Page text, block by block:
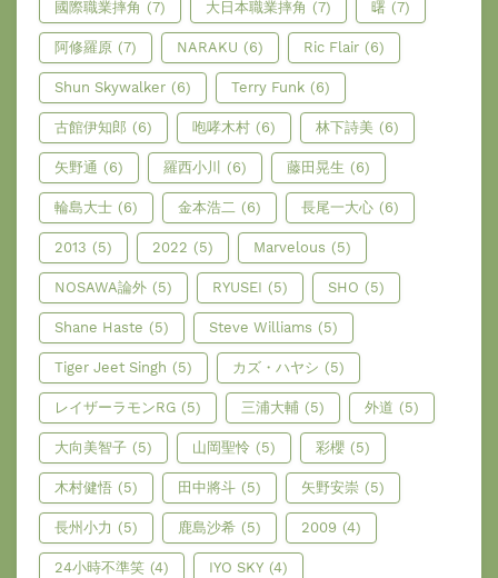
國際職業摔角 (7) 大日本職業摔角 (7) 曙 (7)
阿修羅原 (7) NARAKU (6) Ric Flair (6)
Shun Skywalker (6) Terry Funk (6)
古館伊知郎 (6) 咆哮木村 (6) 林下詩美 (6)
矢野通 (6) 羅西小川 (6) 藤田晃生 (6)
輪島大士 (6) 金本浩二 (6) 長尾一大心 (6)
2013 (5) 2022 (5) Marvelous (5)
NOSAWA論外 (5) RYUSEI (5) SHO (5)
Shane Haste (5) Steve Williams (5)
Tiger Jeet Singh (5) カズ・ハヤシ (5)
レイザーラモンRG (5) 三浦大輔 (5) 外道 (5)
大向美智子 (5) 山岡聖怜 (5) 彩櫻 (5)
木村健悟 (5) 田中將斗 (5) 矢野安崇 (5)
長州小力 (5) 鹿島沙希 (5) 2009 (4)
24小時不準笑 (4) IYO SKY (4)